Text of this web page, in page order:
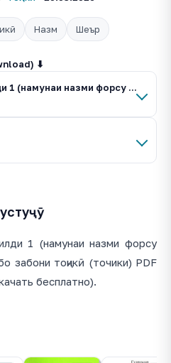
⬇
Гулшани адаб. Ҷилди 1 (намунаи назми форсу тоҷик - асрҳои IX - XIII).pdf
Назм Шеър
1 (намунаи назми форсу
забони тоҷикӣ (точики) PDF
бесплатно).